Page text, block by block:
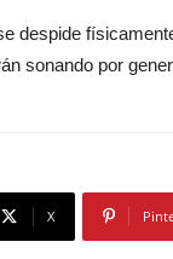
despide
sonando por
X